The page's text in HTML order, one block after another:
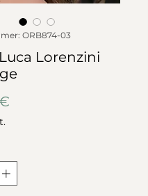
ORB874-03
Lorenzini